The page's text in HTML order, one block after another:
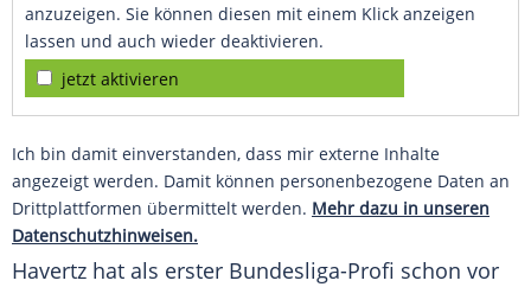
anzuzeigen. Sie können diesen mit einem Klick anzeigen
lassen und auch wieder deaktivieren.
jetzt aktivieren
Ich bin damit einverstanden, dass mir externe Inhalte
angezeigt werden. Damit können personenbezogene Daten an
Drittplattformen übermittelt werden. Mehr dazu in unseren
Datenschutzhinweisen.
Havertz hat als erster Bundesliga-Profi schon vor